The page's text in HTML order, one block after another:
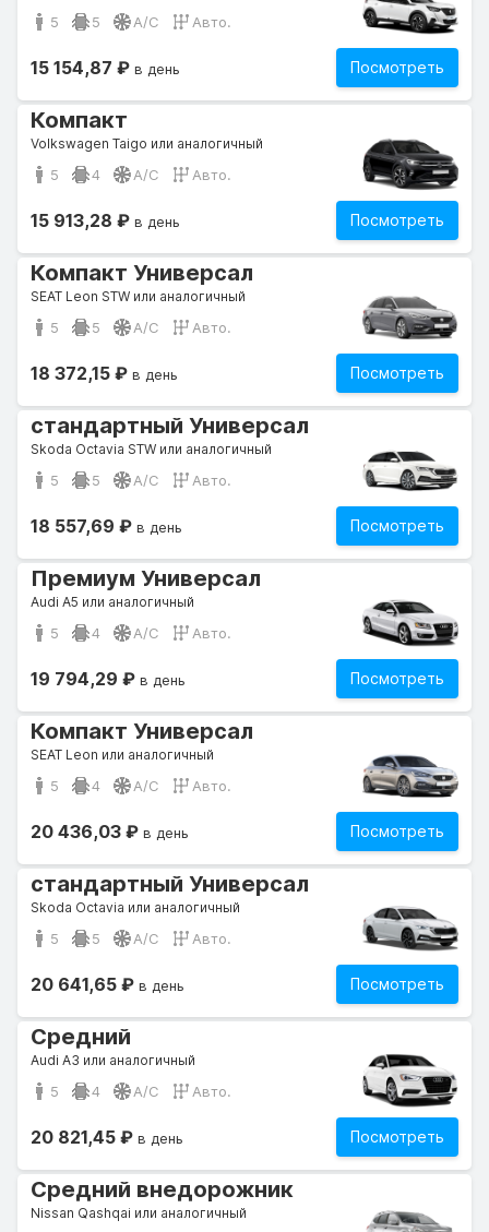
5 5 A/C Авто.
Посмотреть
15 154,87 ₽ в день
Компакт
Volkswagen Taigo или аналогичный
5 4 A/C Авто.
Посмотреть
15 913,28 ₽ в день
Компакт Универсал
SEAT Leon STW или аналогичный
5 5 A/C Авто.
Посмотреть
18 372,15 ₽ в день
стандартный Универсал
Skoda Octavia STW или аналогичный
5 5 A/C Авто.
Посмотреть
18 557,69 ₽ в день
Премиум Универсал
Audi A5 или аналогичный
5 4 A/C Авто.
Посмотреть
19 794,29 ₽ в день
Компакт Универсал
SEAT Leon или аналогичный
5 4 A/C Авто.
Посмотреть
20 436,03 ₽ в день
стандартный Универсал
Skoda Octavia или аналогичный
5 5 A/C Авто.
Посмотреть
20 641,65 ₽ в день
Средний
Audi A3 или аналогичный
5 4 A/C Авто.
Посмотреть
20 821,45 ₽ в день
Средний внедорожник
Nissan Qashqai или аналогичный